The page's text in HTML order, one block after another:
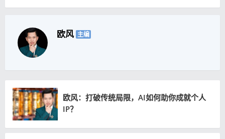
欧风 主编
欧风：打破传统局限，AI如何助你成就个人
IP？